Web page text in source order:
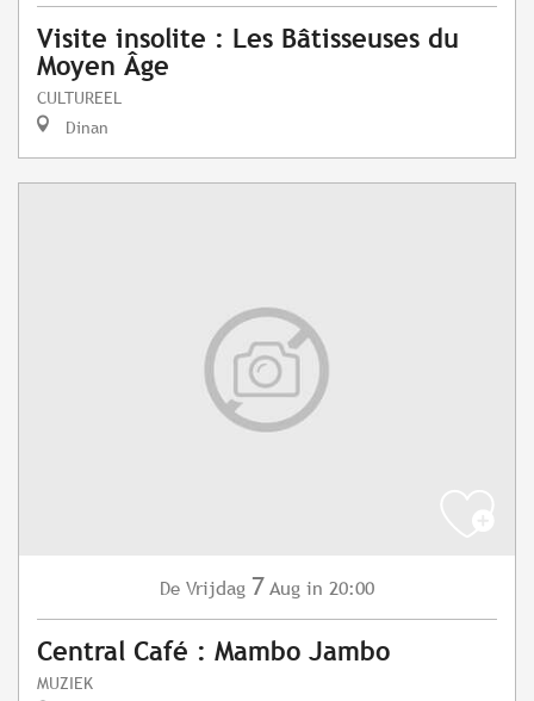
Visite insolite : Les Bâtisseuses du
Moyen Âge
CULTUREEL
Dinan
De Vrijdag 7 Aug in 20:00
Central Café : Mambo Jambo
MUZIEK